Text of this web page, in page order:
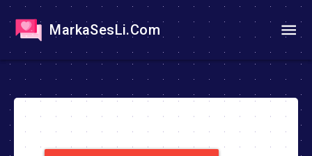
MarkaSesLi.Com